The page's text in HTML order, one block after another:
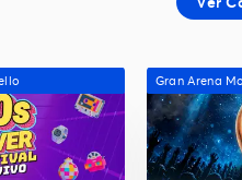
Gran Arena